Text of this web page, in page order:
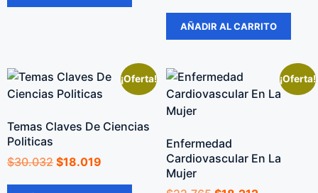
AÑADIR AL CARRITO
¡Oferta!
Temas Claves De Ciencias
Politicas
$30.032 $18.019
¡Oferta!
Enfermedad
Cardiovascular En La
Mujer